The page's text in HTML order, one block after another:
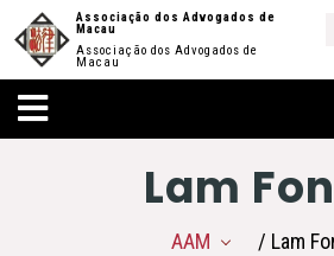
Associação dos Advogados de
Macau
Associação dos Advogados de
Macau
Lam
AAM / Lam